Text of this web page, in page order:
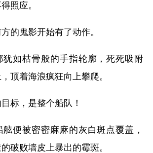
照应。
的鬼影开始有了动作。
犹如枯骨般的手指轮廓，死死吸附
顶着海浪疯狂向上攀爬。
标，是整个船队！
舷便被密密麻麻的灰白斑点覆盖，
破败墙皮上暴出的霉斑。